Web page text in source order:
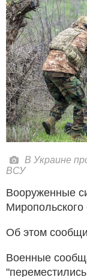
В Украине
ВСУ
Вооруженные
Миропольского
Об этом
Военные